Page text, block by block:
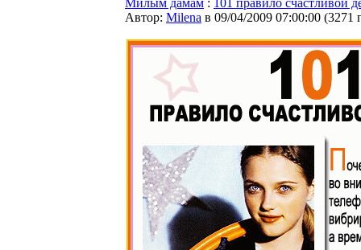
Милым дамам : 101 правило счастливой
Автор: Milena в 09/04/2009 07:00:00 (3271